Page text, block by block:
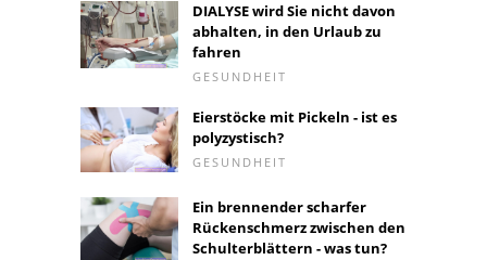
DIALYSE wird Sie nicht davon
abhalten, in den Urlaub zu
fahren
GESUNDHEIT
Eierstöcke mit Pickeln - ist es
polyzystisch?
GESUNDHEIT
Ein brennender scharfer
Rückenschmerz zwischen den
Schulterblättern - was tun?